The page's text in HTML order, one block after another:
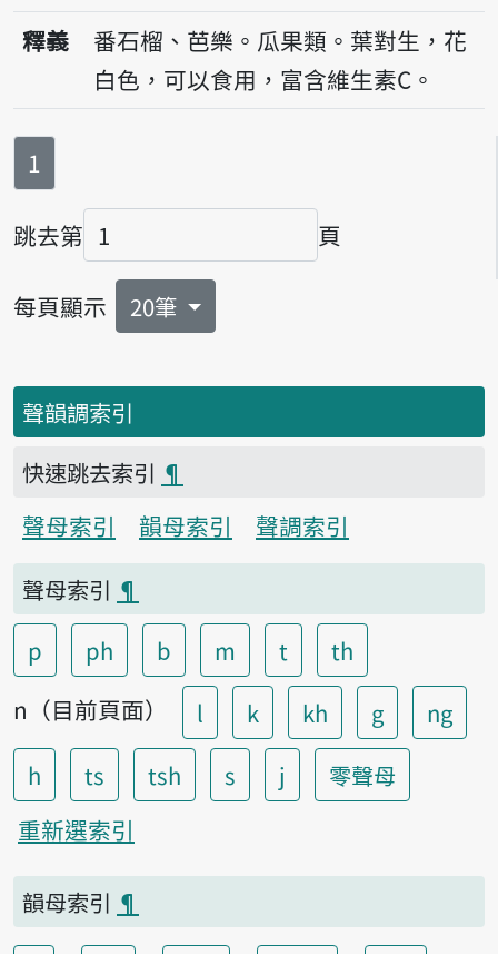
播放音讀ná-pua̍t-á
釋義
番石榴、芭樂。瓜果類。葉對生，花
白色，可以食用，富含維生素C。
第
1
跳去第
頁碼
頁
每頁顯示 20筆
聲韻調索引
快速跳去索引 ¶
聲母索引
韻母索引
聲調索引
聲母索引 ¶
p
ph b m t
th
n（目前頁面）
l k kh g
ng
h
ts tsh s j
零聲母
重新選索引
韻母索引 ¶